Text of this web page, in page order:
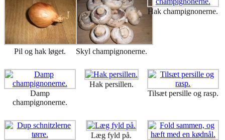
Pil og hak løget. Skyl champignonerne.
Hak champignonerne.
Damp
champignonerne.
Hak persillen.
Tilsæt persille og rasp.
Læg fyld på.